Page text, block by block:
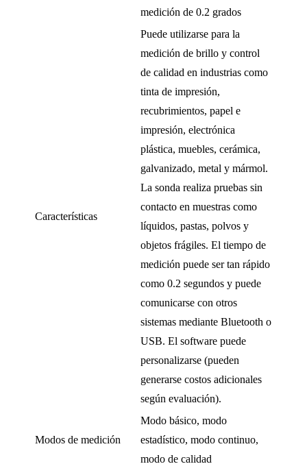
medición de 0.2 grados
Características
Puede utilizarse para la
medición de brillo y control
de calidad en industrias como
tinta de impresión,
recubrimientos, papel e
impresión, electrónica
plástica, muebles, cerámica,
galvanizado, metal y mármol.
La sonda realiza pruebas sin
contacto en muestras como
líquidos, pastas, polvos y
objetos frágiles. El tiempo de
medición puede ser tan rápido
como 0.2 segundos y puede
comunicarse con otros
sistemas mediante Bluetooth o
USB. El software puede
personalizarse (pueden
generarse costos adicionales
según evaluación).
Modos de medición
Modo básico, modo
estadístico, modo continuo,
modo de calidad